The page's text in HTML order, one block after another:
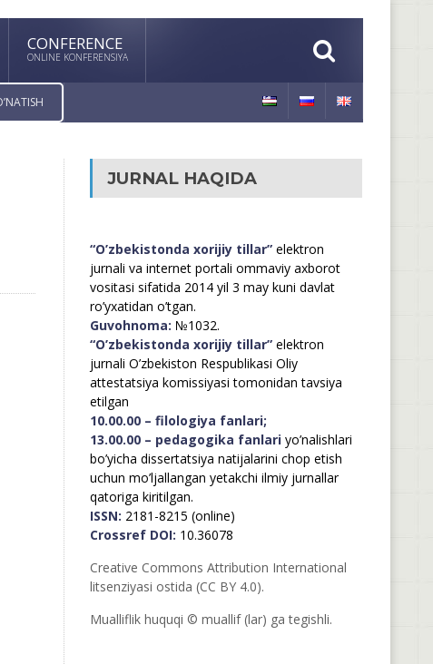
CONFERENCE
ONLINE KONFERENSIYA
JURNAL HAQIDA
“O’zbekistonda xorijiy tillar”elektron
jurnali va internet portali ommaviy axborot
vositasi sifatida 2014 yil 3 may kuni davlat
ro’yxatidan o’tgan.
Guvohnoma: №1032.
“O’zbekistonda xorijiy tillar”elektron
jurnali O’zbekiston Respublikasi Oliy
attestatsiya komissiyasi tomonidan tavsiya
etilgan
10.00.00 – filologiya fanlari;
13.00.00 – pedagogika fanlariyo’nalishlari
bo’yicha dissertatsiya natijalarini chop etish
uchun mo’ljallangan yetakchi ilmiy jurnallar
qatoriga kiritilgan.
ISSN: 2181-8215 (online)
Crossref DOI: 10.36078
Creative Commons Attribution International
litsenziyasi ostida (CC BY 4.0).
Mualliflik huquqi © muallif (lar) ga tegishli.